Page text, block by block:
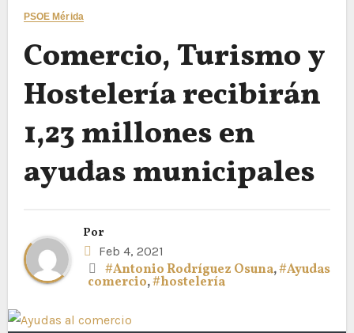
PSOE Mérida
Comercio, Turismo y
Hostelería recibirán
1,23 millones en
ayudas municipales
Por
Feb 4, 2021
#Antonio Rodríguez Osuna,#Ayudas
comercio,#hostelería